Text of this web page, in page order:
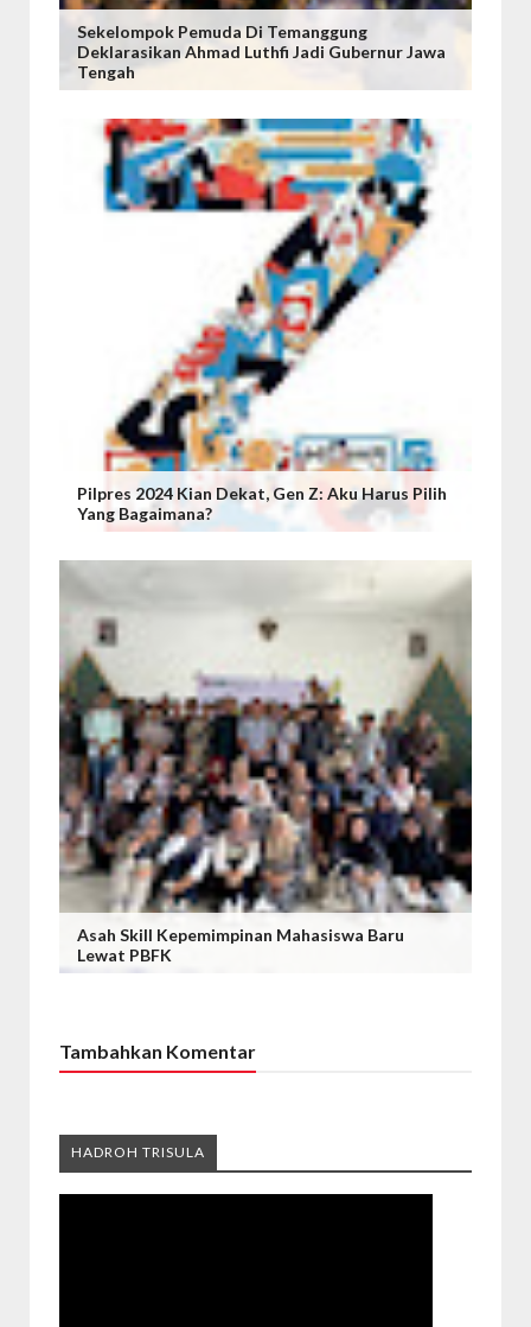
Sekelompok Pemuda Di Temanggung
Deklarasikan Ahmad Luthfi Jadi Gubernur Jawa
Tengah
Pilpres 2024 Kian Dekat, Gen Z: Aku Harus Pilih
Yang Bagaimana?
Asah Skill Kepemimpinan Mahasiswa Baru
Lewat PBFK
Tambahkan Komentar
HADROH TRISULA